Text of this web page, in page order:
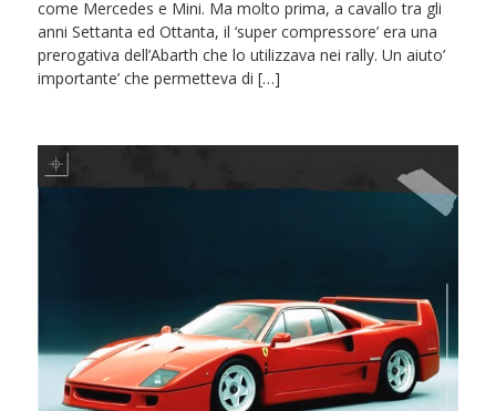
come Mercedes e Mini. Ma molto prima, a cavallo tra gli
anni Settanta ed Ottanta, il ‘super compressore’ era una
prerogativa dell’Abarth che lo utilizzava nei rally. Un aiuto’
importante’ che permetteva di […]